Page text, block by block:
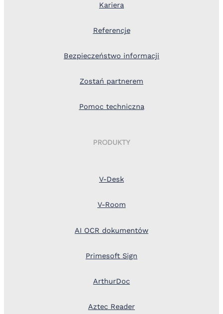
Kariera
Referencje
Bezpieczeństwo informacji
Zostań partnerem
Pomoc techniczna
PRODUKTY
V-Desk
V-Room
AI OCR dokumentów
Primesoft Sign
ArthurDoc
Aztec Reader